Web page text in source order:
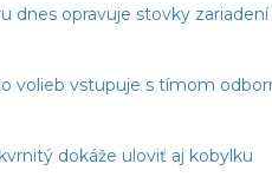
dnes opravuje stovky
volieb vstupuje s tímom
dokáže uloviť aj kobylku